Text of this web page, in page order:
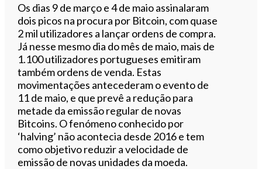
Os dias 9 de março e 4 de maio assinalaram
dois picos na procura por Bitcoin, com quase
2 mil utilizadores a lançar ordens de compra.
Já nesse mesmo dia do mês de maio, mais de
1.100 utilizadores portugueses emitiram
também ordens de venda. Estas
movimentações antecederam o evento de
11 de maio, e que prevê a redução para
metade da emissão regular de novas
Bitcoins. O fenómeno conhecido por
‘halving’ não acontecia desde 2016 e tem
como objetivo reduzir a velocidade de
emissão de novas unidades da moeda.